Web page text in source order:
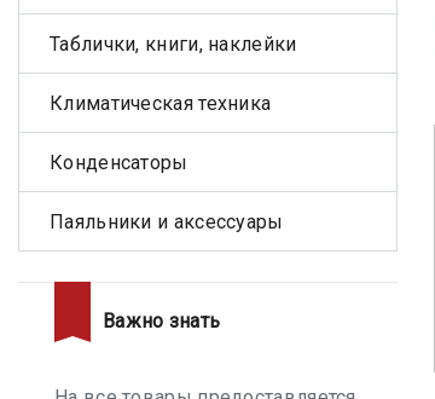
Таблички, книги, наклейки
Климатическая техника
Конденсаторы
Паяльники и аксессуары
Важно знать